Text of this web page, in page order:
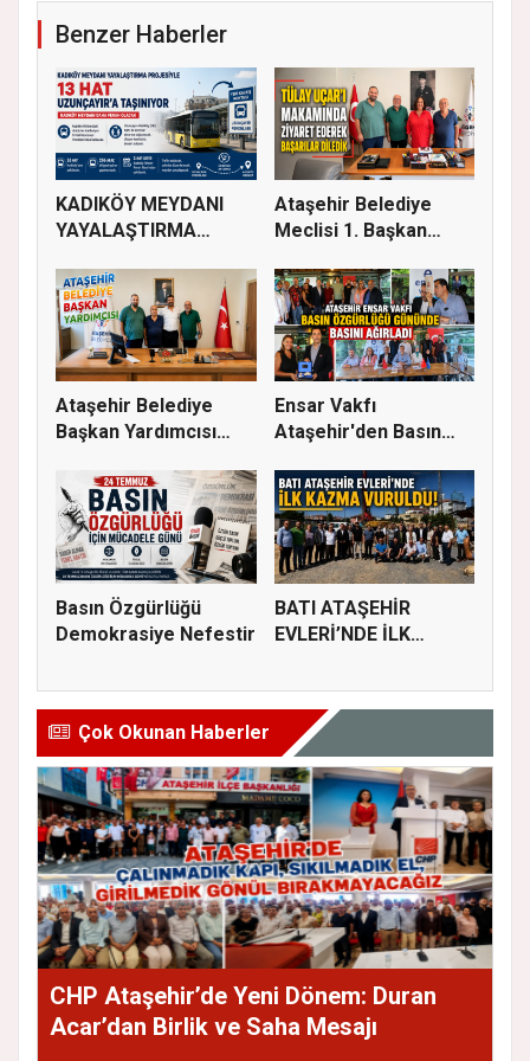
Benzer Haberler
KADIKÖY MEYDANI
YAYALAŞTIRMA
Ataşehir Belediye
Meclisi 1. Başkan
Ataşehir Belediye
Başkan Yardımcısı
Ensar Vakfı
Ataşehir'den Basın
Basın Özgürlüğü
Demokrasiye Nefestir
BATI ATAŞEHİR
EVLERİ’NDE İLK
Çok Okunan Haberler
CHP Ataşehir’de Yeni Dönem: Duran
Acar’dan Birlik ve Saha Mesajı